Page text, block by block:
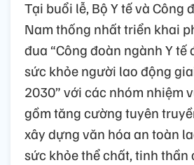
Tại buổi lễ, Bộ Y tế và Công
Nam thống nhất triển khai
đua “Công đoàn ngành Y
sức khỏe người lao động
2030” với các nhóm nhiệm
gồm tăng cường tuyên
xây dựng văn hóa an toàn
sức khỏe thể chất, tinh thần